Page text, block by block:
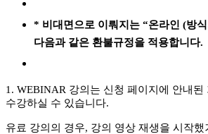
* 비대면으로 이뤄지는 “온라인 (방
다음과 같은 환불규정을 적용합니다.
1. WEBINAR 강의는 신청 페이지에 안내
수강하실 수 있습니다.
유료 강의의 경우, 강의 영상 재생을 시작했